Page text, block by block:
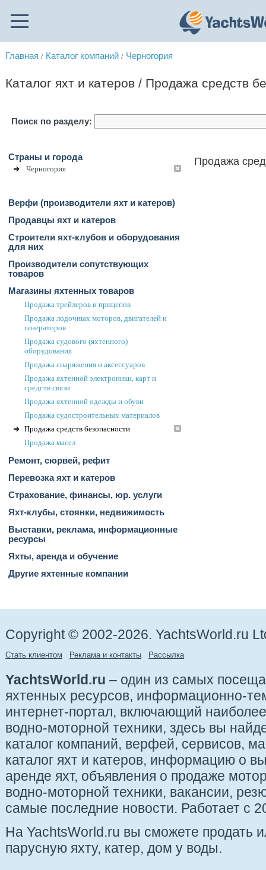
Главная / Каталог компаний / Черногория
Каталог яхт и катеров / Продажа средств
Поиск по разделу:
Страны и города
Черногория
Верфи (производители яхт и катеров)
Продавцы яхт и катеров
Строители яхт-клубов и оборудования
для них
Производители сопутствующих
товаров
Магазины яхтенных товаров
Продажа трейлеров и прицепов
Продажа лодочных моторов, двигателей и
генераторов
Продажа судового (яхтенного)
оборудования
Продажа снаряжения и аксессуаров
Продажа яхтенной электроники, карт и
средств связи
Продажа яхтенной одежды и обуви
Продажа судостроительных материалов
Продажа средств безопасности
Продажа масел
Ремонт, сюрвей, рефит
Перевозка яхт и катеров
Страхование, финансы, юр. услуги
Яхт-клубы, стоянки, недвижимость
Выставки, реклама, информационные
ресурсы
Яхты, аренда и обучение
Другие яхтенные компании
Продажа
Copyright © 2002-2026. YachtsWorld.ru
Стать клиентом Реклама и контакты Рассылка
YachtsWorld.ru – один из самых
яхтенных ресурсов, информационно-
интернет-портал, включающий
водно-моторной техники, здесь вы
каталог компаний, верфей, сервисов,
каталог яхт и катеров, информацию о
аренде яхт, объявления о продаже
водно-моторной техники, вакансии,
самые последние новости. Работает с
На YachtsWorld.ru вы сможете продать
парусную яхту, катер, дом у воды.